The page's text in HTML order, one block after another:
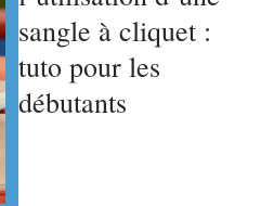
sangle à cliquet :
tuto pour les
débutants